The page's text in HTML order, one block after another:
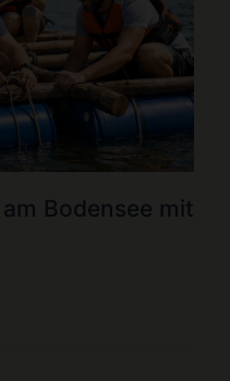
Bodensee mit